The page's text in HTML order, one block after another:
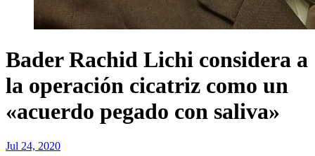
Bader Rachid Lichi considera a
la operación cicatriz como un
«acuerdo pegado con saliva»
Jul 24, 2020